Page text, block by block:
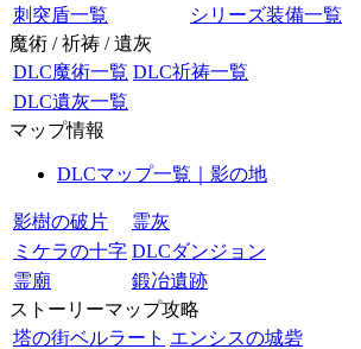
刺突盾一覧
シリーズ装備一覧
魔術 / 祈祷 / 遺灰
DLC魔術一覧 DLC祈祷一覧
DLC遺灰一覧
マップ情報
DLCマップ一覧｜影の地
影樹の破片
霊灰
ミケラの十字 DLCダンジョン
霊廟
鍛冶遺跡
ストーリーマップ攻略
塔の街ベルラート エンシスの城砦